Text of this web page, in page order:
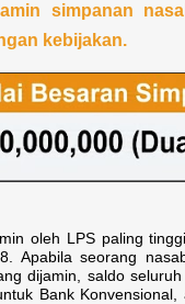
simpanan
kebijakan.
oleh LPS paling
Apabila seorang
dijamin, saldo
Bank